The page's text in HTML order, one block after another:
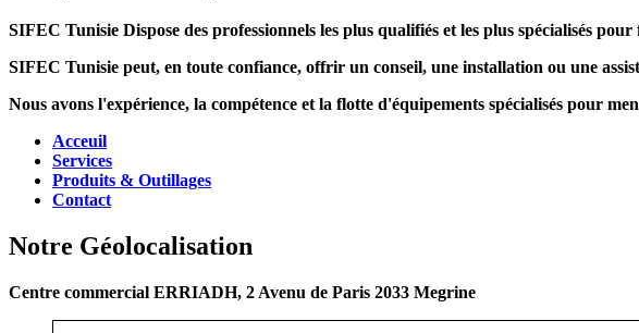
SIFEC Tunisie Dispose des professionnels les plus qualifiés et les plus spécialisés
SIFEC Tunisie peut, en toute confiance, offrir un conseil, une installation ou une
Nous avons l'expérience, la compétence et la flotte d'équipements spécialisés pour
Acceuil
Services
Produits & Outillages
Contact
Notre Géolocalisation
Centre commercial ERRIADH, 2 Avenu de Paris 2033 Megrine